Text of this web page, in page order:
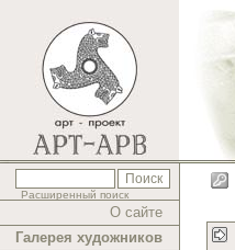
Расширенный поиск
О сайте
Галерея художников